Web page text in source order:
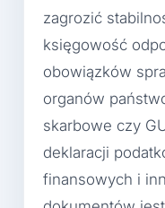
zagrozić
księgowość
obowiązków
organów
skarbowe czy
deklaracji
finansowych i